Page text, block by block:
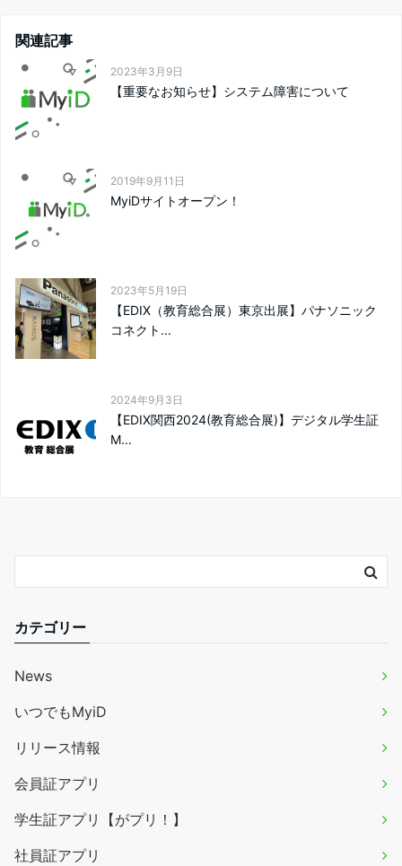
関連記事
2023年3月9日
【重要なお知らせ】システム障害について
2019年9月11日
MyiDサイトオープン！
2023年5月19日
【EDIX（教育総合展）東京出展】パナソニック
コネクト...
2024年9月3日
【EDIX関西2024(教育総合展)】デジタル学生証
M...
カテゴリー
News
いつでもMyiD
リリース情報
会員証アプリ
学生証アプリ【がプリ！】
社員証アプリ